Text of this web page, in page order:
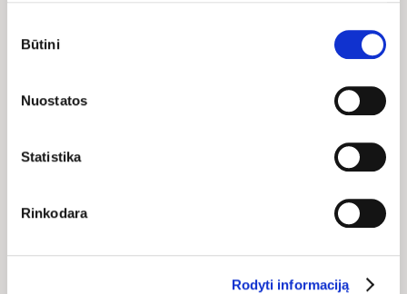
pasirinkti, su kuriomis slapukų kategorijomis sutinkate.
Savo sutikimą galite bet kada pakeisti arba atšaukti
atsisakius tam tikrų slapukų dalis svetainės funkcijų gali
pasirinkimas
Būtini
Nuostatos
Statistika
Rinkodara
Rodyti informaciją
Sudedamosios dalys: metilsulfonilmetanas.
Produkto sudėtyje gali būti glitimo, sezamų ir riešutų
pėdsakų.